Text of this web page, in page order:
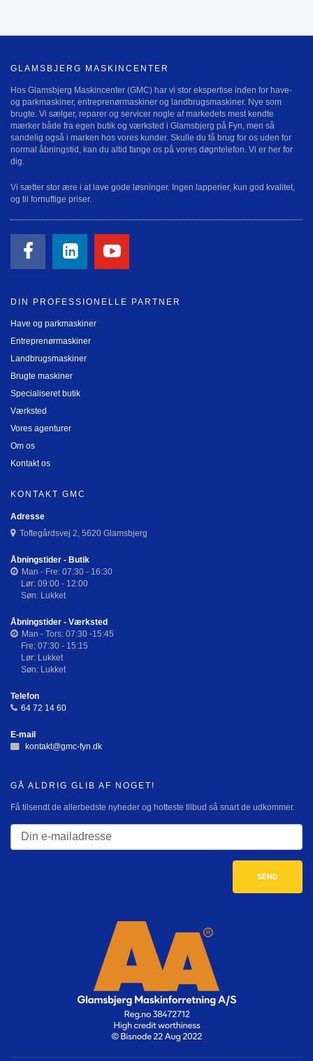
GLAMSBJERG MASKINCENTER
Hos Glamsbjerg Maskincenter (GMC) har vi stor ekspertise inden for have-
og parkmaskiner, entreprenørmaskiner og landbrugsmaskiner. Nye som
brugte. Vi sælger, reparer og servicer nogle af markedets mest kendte
mærker både fra egen butik og værksted i Glamsbjerg på Fyn, men så
sandelig også i marken hos vores kunder. Skulle du få brug for os uden for
normal åbningstid, kan du altid fange os på vores døgntelefon. Vi er her for
dig.
Vi sætter stor ære i at lave gode løsninger. Ingen lapperier, kun god kvalitet,
og til fornuftige priser.
DIN PROFESSIONELLE PARTNER
Have og parkmaskiner
Entreprenørmaskiner
Landbrugsmaskiner
Brugte maskiner
Specialiseret butik
Værksted
Vores agenturer
Om os
Kontakt os
KONTAKT GMC
Adresse
Toftegårdsvej 2, 5620 Glamsbjerg
Åbningstider - Butik
Man - Fre: 07:30 - 16:30
Lør: 09:00 - 12:00
Søn: Lukket
Åbningstider - Værksted
Man - Tors: 07:30 -15:45
Fre: 07:30 - 15:15
Lør: Lukket
Søn: Lukket
Telefon
64 72 14 60
E-mail
kontakt@gmc-fyn.dk
GÅ ALDRIG GLIB AF NOGET!
Få tilsendt de allerbedste nyheder og hotteste tilbud så snart de udkommer.